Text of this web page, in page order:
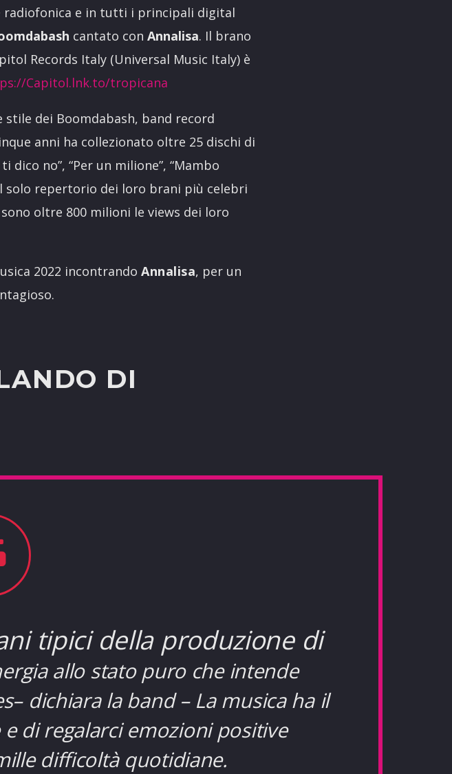
e in tutti i principali digital
cantato conAnnalisa. Il brano
Records Italy (Universal Music Italy) è
Capitol.lnk.to/tropicana
dei Boomdabash, band record
anni ha collezionato oltre 25 dischi di
no”, “Per un milione”, “Mambo
il solo repertorio dei loro brani più celebri
oltre 800 milioni le views dei loro
2022 incontrandoAnnalisa, per un
DI
tipici della produzione di
allo stato puro che intende
dichiara la band – La musica ha il
di regalarci emozioni positive
difficoltà quotidiane.